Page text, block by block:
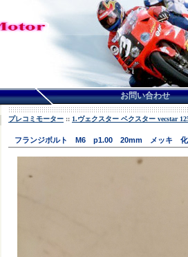
お問い合わせ
プレコミモーター :: 1.ヴェクスター ベクスター vecstar
フランジボルト M6 p1.00 20mm メッキ 化